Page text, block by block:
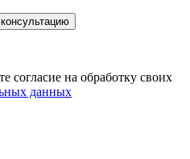
согласие на обработку своих
данных